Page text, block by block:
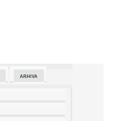
svoj prvi satelit
i Španiji nisu razlozi da
ARHIVA